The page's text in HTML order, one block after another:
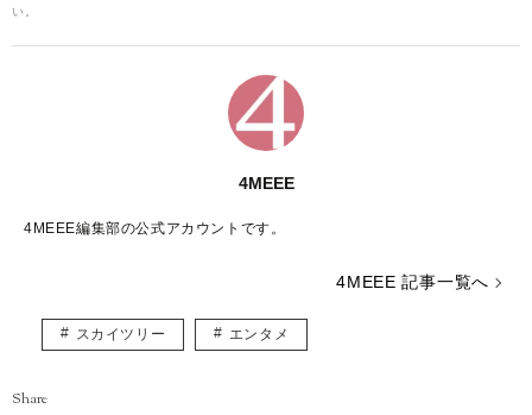
い。
4MEEE
4MEEE編集部の公式アカウントです。
4MEEE 記事一覧へ
スカイツリー エンタメ
Share